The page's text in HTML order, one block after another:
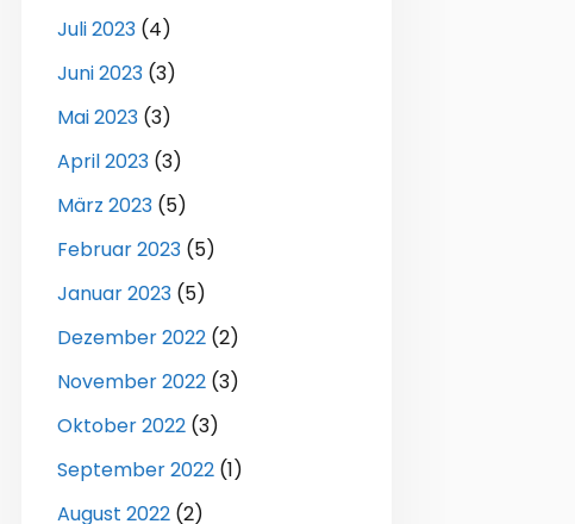
Juli 2023 (4)
Juni 2023 (3)
Mai 2023 (3)
April 2023 (3)
März 2023 (5)
Februar 2023 (5)
Januar 2023 (5)
Dezember 2022 (2)
November 2022 (3)
Oktober 2022 (3)
September 2022 (1)
August 2022 (2)